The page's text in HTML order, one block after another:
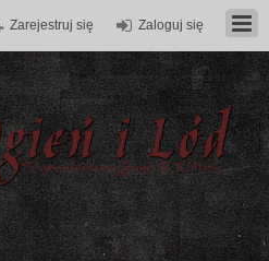
Zaloguj się
Zarejestruj się